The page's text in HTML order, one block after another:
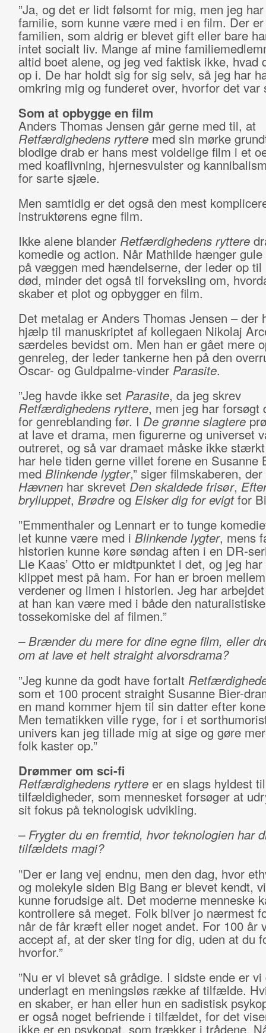
”Ja, og det er lidt følsomt for mig, men jeg
familie, som kunne være med i en film. Der
familien, som aldrig er blevet gift eller bare
intet socialt liv. Mange af mine
altid boet alene, og jeg ved faktisk ikke, hvad
op i. De har holdt sig for sig selv, så jeg har
omkring mig og funderet over, hvorfor det var
Som at opbygge en film
Anders Thomas Jensen går gerne med til, at
Retfærdighedens rytteremed sin mørke
blodige drab er hans mest voldelige film i et
med koaflivning, hjernesvulster og
for sarte sjæle.
Men samtidig er det også den mest
instruktørens egne film.
Ikke alene blander Retfærdighedens ryttere
komedie og action. Når Mathilde hænger gule
på væggen med hændelserne, der leder op til
død, minder det også til forveksling om,
skaber et plot og opbygger en film.
Det metalag er Anders Thomas Jensen – der
hjælp til manuskriptet af kollegaen Nikolaj
særdeles bevidst om. Men han er gået mere
genreleg, der leder tankerne hen på den
Oscar- og Guldpalme-vinder Parasite.
”Jeg havde ikke set Parasite, da jeg skrev
Retfærdighedens ryttere, men jeg har forsøgt
for genreblanding før. I De grønne slagtere
at lave et drama, men figurerne og universet
outreret, og så var dramaet måske ikke
har hele tiden gerne villet forene en Susanne
med Blinkende lygter,” siger filmskaberen,
Hævnenhar skrevet Den skaldede frisør,
brylluppet, Brødreog Elsker dig for evigtfor
”Emmenthaler og Lennart er to tunge
let kunne være med i Blinkende lygter, mens
historien kunne køre søndag aften i en DR-
Lie Kaas’ Otto er midtpunktet i det, og jeg
klippet mest på ham. For han er broen
verdener og limen i historien. Jeg har
at han kan være med i både den
tossekomiske del af filmen.”
– Brænder du mere for dine egne film, eller
om at lave et helt straight alvorsdrama?
”Jeg kunne da godt have fortalt
som et 100 procent straight Susanne Bier-
en mand kommer hjem til sin datter efter
Men tematikken ville ryge, for i et
univers kan jeg tillade mig at sige og gøre
folk kaster op.”
Drømmer om sci-fi
Retfærdighedens ryttere er en slags hyldest
tilfældigheder, som mennesket forsøger at
sit fokus på teknologisk udvikling.
– Frygter du en fremtid, hvor teknologien har
tilfældets magi?
”Der er lang vej endnu, men den dag, hvor
og molekyle siden Big Bang er blevet kendt,
kunne forudsige alt. Det moderne menneske
kontrollere så meget. Folk bliver jo nærmest
når de får kræft eller noget andet. For 100 år
accept af, at der sker ting for dig, uden at du
hvorfor.”
”Nu er vi blevet så grådige. I sidste ende er vi
underlagt en meningsløs række af tilfælde.
en skaber, er han eller hun en sadistisk
er også noget befriende i tilfældet, for det
ikke er en psykopat, som trækker i trådene.